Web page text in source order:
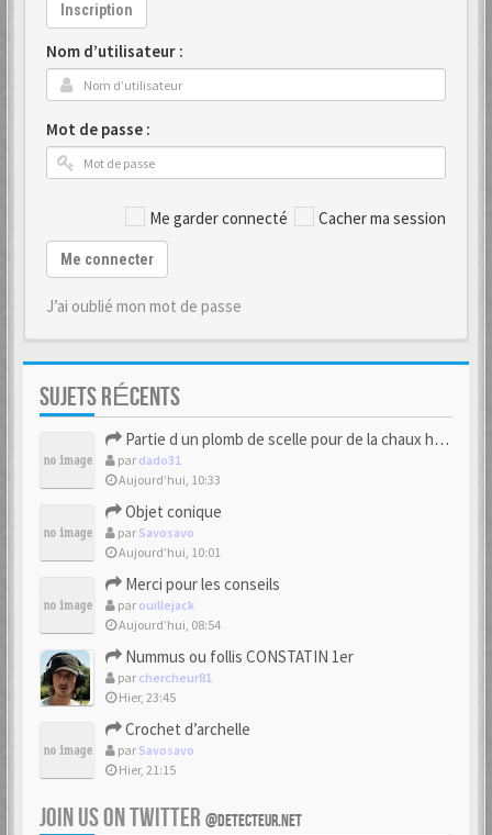
Inscription
Nom d’utilisateur :
Mot de passe :
Me garder connecté Cacher ma session
Me connecter
J’ai oublié mon mot de passe
SUJETS RÉCENTS
Partie d un plomb de scelle pour de la chaux hydraulique
par dado31
Aujourd’hui, 10:33
Objet conique
par Savosavo
Aujourd’hui, 10:01
Merci pour les conseils
par ouillejack
Aujourd’hui, 08:54
Nummus ou follis CONSTATIN 1er
par chercheur81
Hier, 23:45
Crochet d’archelle
par Savosavo
Hier, 21:15
JOIN US ON TWITTER @DETECTEUR.NET